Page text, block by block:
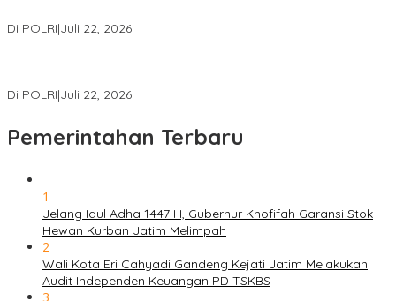
Di POLRI|Juli 22, 2026
Di POLRI|Juli 22, 2026
Pemerintahan Terbaru
1
Jelang Idul Adha 1447 H, Gubernur Khofifah Garansi Stok
Hewan Kurban Jatim Melimpah
2
Wali Kota Eri Cahyadi Gandeng Kejati Jatim Melakukan
Audit Independen Keuangan PD TSKBS
3